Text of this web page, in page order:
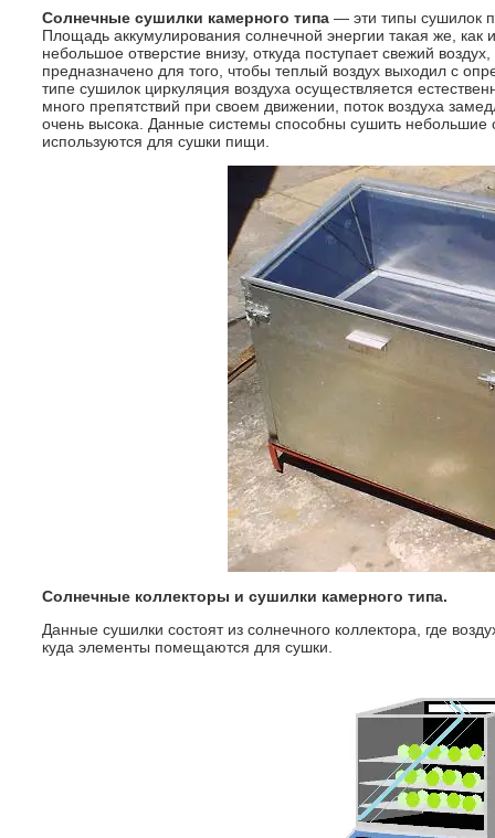
Солнечные сушилки камерного типа — эти типы сушилок
Площадь аккумулирования солнечной энергии такая же,
небольшое отверстие внизу, откуда поступает свежий
предназначено для того, чтобы теплый воздух выходил с
типе сушилок циркуляция воздуха осуществляется
много препятствий при своем движении, поток воздуха
очень высока. Данные системы способны сушить
используются для сушки пищи.
Солнечные коллекторы и сушилки камерного типа.
Данные сушилки состоят из солнечного коллектора, где
куда элементы помещаются для сушки.